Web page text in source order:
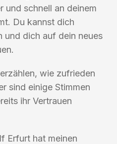
und schnell an deinem
Du kannst dich
und dich auf dein neues
wie zufrieden
sind einige Stimmen
ihr Vertrauen
Erfurt hat meinen